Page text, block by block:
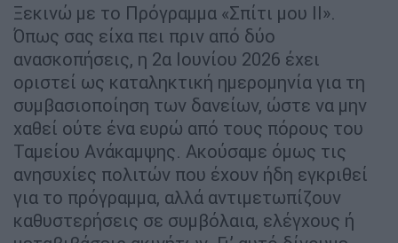
Ξεκινώ με το Πρόγραμμα «Σπίτι μου ΙΙ».
Όπως σας είχα πει πριν από δύο
ανασκοπήσεις, η 2α Ιουνίου 2026 έχει
οριστεί ως καταληκτική ημερομηνία για τη
συμβασιοποίηση των δανείων, ώστε να μην
χαθεί ούτε ένα ευρώ από τους πόρους του
Ταμείου Ανάκαμψης. Ακούσαμε όμως τις
ανησυχίες πολιτών που έχουν ήδη εγκριθεί
για το πρόγραμμα, αλλά αντιμετωπίζουν
καθυστερήσεις σε συμβόλαια, ελέγχους ή